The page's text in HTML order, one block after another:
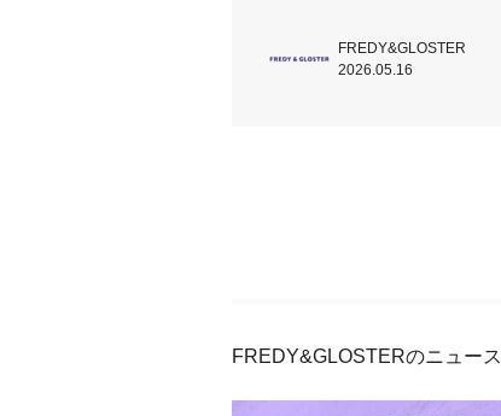
FREDY&GLOSTER
2026.05.16
FREDY&GLOSTERのニュース